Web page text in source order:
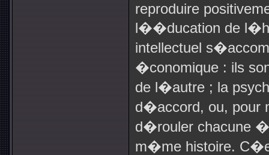
reproduire
l��ducation de
intellectuel
�conomique : ils
de l�autre ; la
d�accord, ou, pour
d�rouler chacune
m�me histoire.